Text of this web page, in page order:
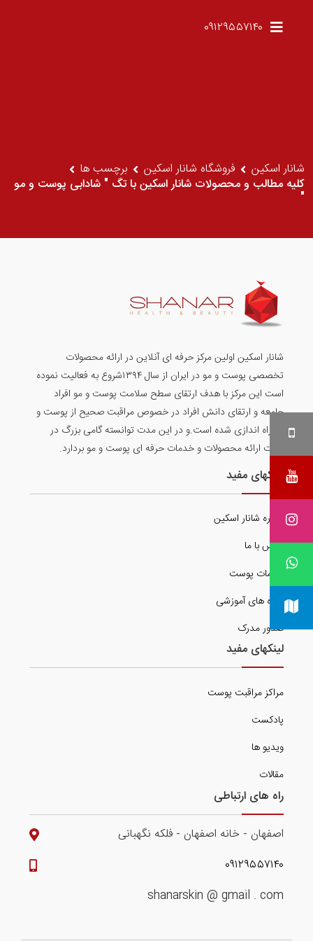
۰۹۱۲۹۵۵۷۱۴۰
شانار اسکین فروشگاه شانار اسکین
برچسب ها
کلیه مطالب و محصولات شانار اسکین با تگ " شادابی پوست و مو
"
شانار اسکین اولین مرکز حرفه ای آنلاین در ارائه محصولات
تخصصی پوست و مو در ایران از سال ۱۳۹۴شروع به فعالیت نموده
است این مرکز با هدف ارتقای سطح سلامت پوست و مو افراد
جامعه و ارتقای دانش افراد در خصوص مراقبت صحیح از پوست و
مو راه اندازی شده است.و در این مدت توانسته گامی بزرگ در
جهت ارائه محصولات و خدمات حرفه ای پوست و مو بردارد.
لینکهای مفید
درباره شانار اسکین
تماس با ما
خدمات پوست
دوره های آموزشی
صدور مدرک
لینکهای مفید
مراکز مراقبت پوست
پادکست
ویدیو ها
مقالات
راه های ارتباطی
اصفهان - خانه اصفهان - فلکه نگهبانی
۰۹۱۲۹۵۵۷۱۴۰
shanarskin @ gmail . com